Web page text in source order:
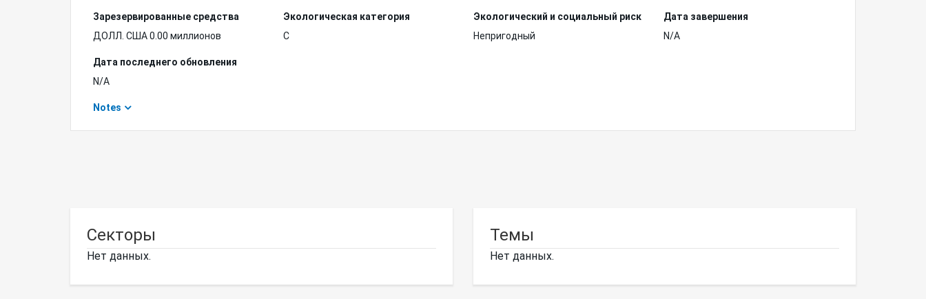
Зарезервированные средства
ДОЛЛ. США 0.00 миллионов
Экологическая категория
C
Экологический и социальный риск
Непригодный
Дата завершения
N/A
Дата последнего обновления
N/A
Notes
Секторы
Нет данных.
Темы
Нет данных.